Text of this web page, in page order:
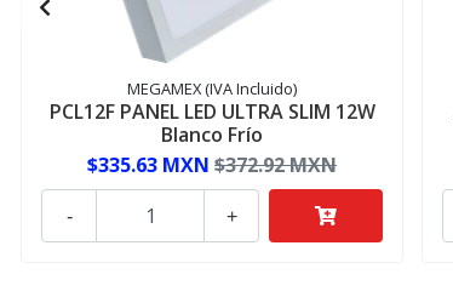
MEGAMEX (IVA Incluido)
PCL12F PANEL LED ULTRA SLIM 12W
Blanco Frío
$335.63 MXN $372.92 MXN
+
-